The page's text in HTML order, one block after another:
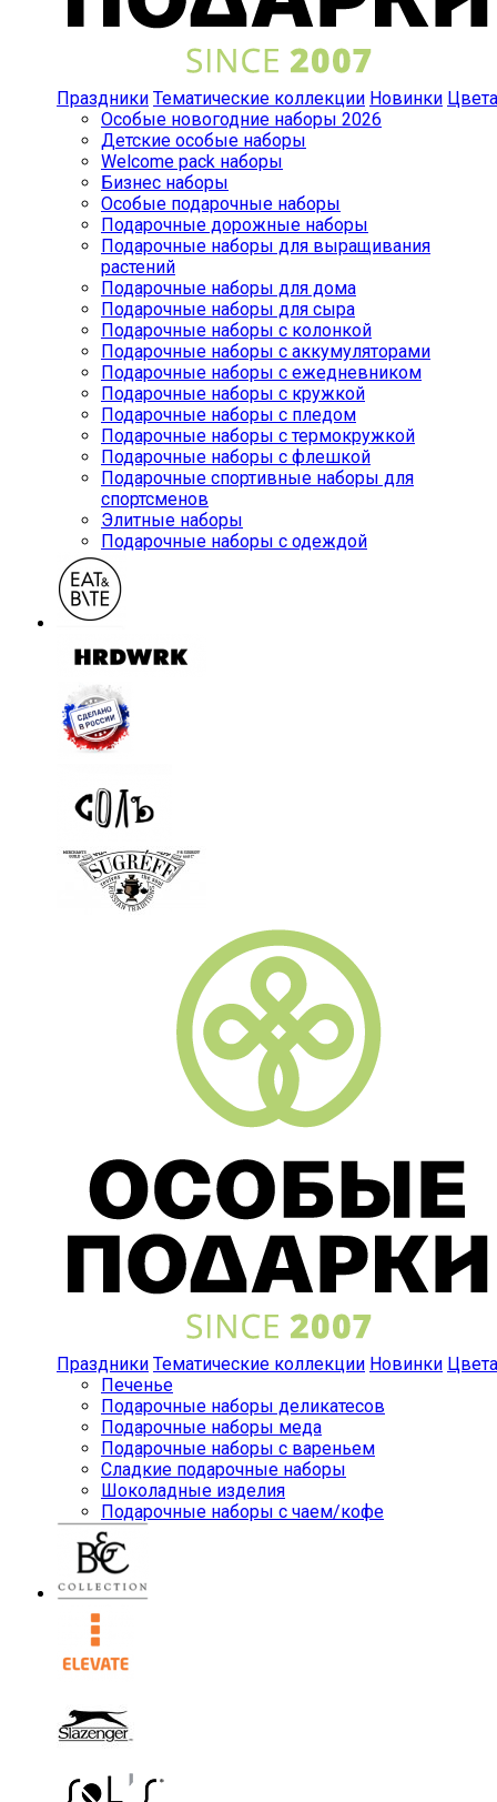
Праздники Тематические коллекции Новинки Цвета
Особые новогодние наборы 2026
Детские особые наборы
Welcome pack наборы
Бизнес наборы
Особые подарочные наборы
Подарочные дорожные наборы
Подарочные наборы для выращивания
растений
Подарочные наборы для дома
Подарочные наборы для сыра
Подарочные наборы с колонкой
Подарочные наборы с аккумуляторами
Подарочные наборы с ежедневником
Подарочные наборы с кружкой
Подарочные наборы с пледом
Подарочные наборы с термокружкой
Подарочные наборы с флешкой
Подарочные спортивные наборы для
спортсменов
Элитные наборы
Подарочные наборы с одеждой
Праздники Тематические коллекции Новинки Цвета
Печенье
Подарочные наборы деликатесов
Подарочные наборы меда
Подарочные наборы с вареньем
Сладкие подарочные наборы
Шоколадные изделия
Подарочные наборы с чаем/кофе